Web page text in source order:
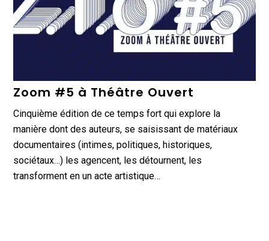
Zoom #5 à Théâtre Ouvert
Cinquième édition de ce temps fort qui explore la
manière dont des auteurs, se saisissant de matériaux
documentaires (intimes, politiques, historiques,
sociétaux…) les agencent, les détournent, les
transforment en un acte artistique…